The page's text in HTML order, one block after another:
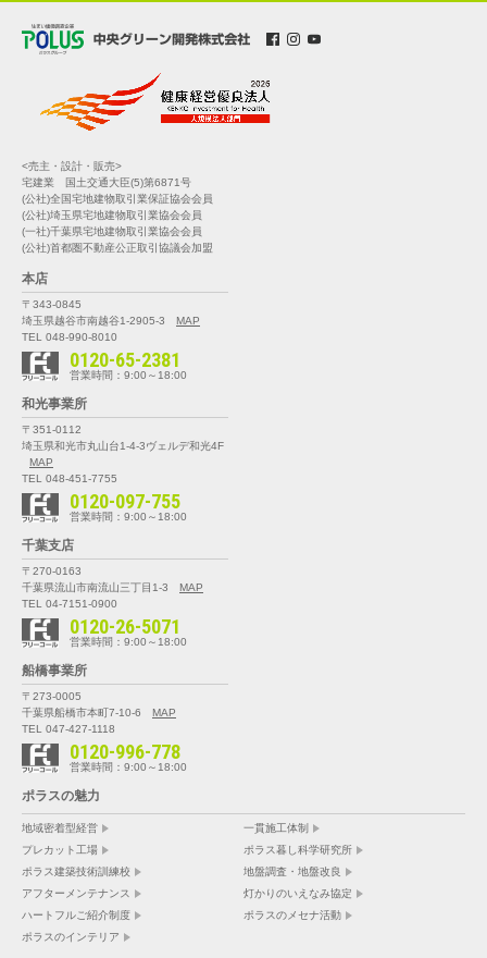
<売主・設計・販売>
宅建業 国土交通大臣(5)第6871号
(公社)全国宅地建物取引業保証協会会員
(公社)埼玉県宅地建物取引業協会会員
(一社)千葉県宅地建物取引業協会会員
(公社)首都圏不動産公正取引協議会加盟
本店
〒343-0845
埼玉県越谷市南越谷1-2905-3
MAP
TEL 048-990-8010
0120-65-2381
営業時間：9:00～18:00
和光事業所
〒351-0112
埼玉県和光市丸山台1-4-3ヴェルデ和光4F
MAP
TEL 048-451-7755
0120-097-755
営業時間：9:00～18:00
千葉支店
〒270-0163
千葉県流山市南流山三丁目1-3
MAP
TEL 04-7151-0900
0120-26-5071
営業時間：9:00～18:00
船橋事業所
〒273-0005
千葉県船橋市本町7-10-6
MAP
TEL 047-427-1118
0120-996-778
営業時間：9:00～18:00
ポラスの魅力
地域密着型経営
一貫施工体制
プレカット工場
ポラス暮し科学研究所
ポラス建築技術訓練校
地盤調査・地盤改良
アフターメンテナンス
灯かりのいえなみ協定
ハートフルご紹介制度
ポラスのメセナ活動
ポラスのインテリア